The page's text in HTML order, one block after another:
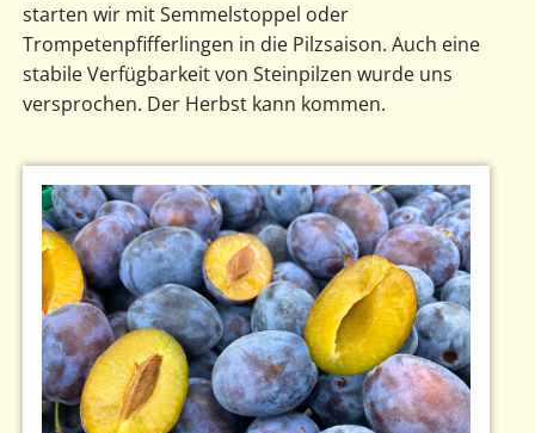
starten wir mit Semmelstoppel oder
Trompetenpfifferlingen in die Pilzsaison. Auch eine
stabile Verfügbarkeit von Steinpilzen wurde uns
versprochen. Der Herbst kann kommen.